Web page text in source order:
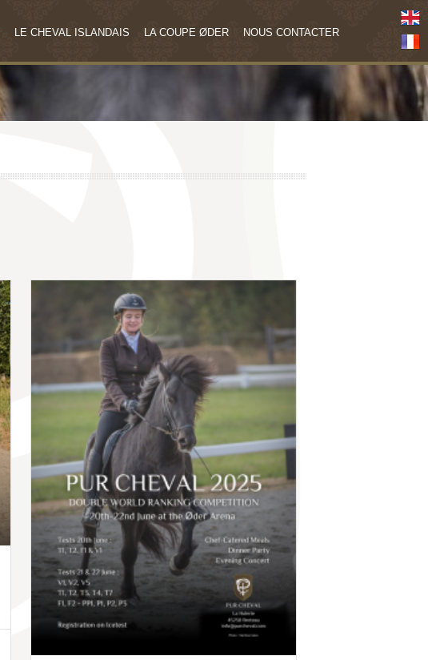
LE CHEVAL ISLANDAIS LA COUPE ØDER NOUS CONTACTER